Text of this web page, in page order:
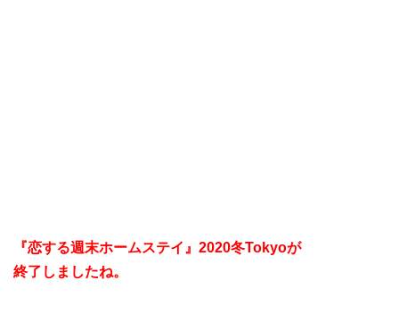
『恋する週末ホームステイ』2020冬Tokyoが
終了しましたね。